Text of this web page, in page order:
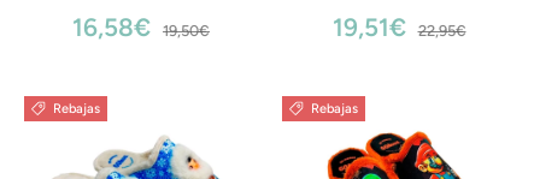
16,58€ 19,50€ 19,51€ 22,95€
Rebajas Rebajas